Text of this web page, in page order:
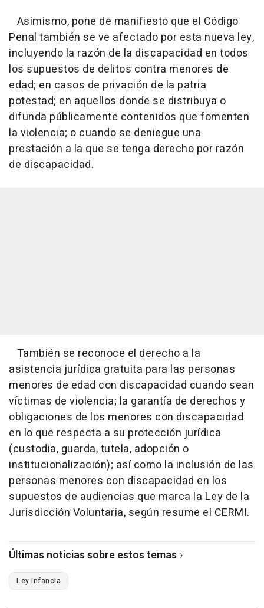
Asimismo, pone de manifiesto que el Código
Penal también se ve afectado por esta nueva ley,
incluyendo la razón de la discapacidad en todos
los supuestos de delitos contra menores de
edad; en casos de privación de la patria
potestad; en aquellos donde se distribuya o
difunda públicamente contenidos que fomenten
la violencia; o cuando se deniegue una
prestación a la que se tenga derecho por razón
de discapacidad.
También se reconoce el derecho a la
asistencia jurídica gratuita para las personas
menores de edad con discapacidad cuando sean
víctimas de violencia; la garantía de derechos y
obligaciones de los menores con discapacidad
en lo que respecta a su protección jurídica
(custodia, guarda, tutela, adopción o
institucionalización); así como la inclusión de las
personas menores con discapacidad en los
supuestos de audiencias que marca la Ley de la
Jurisdicción Voluntaria, según resume el CERMI.
Últimas noticias sobre estos temas
Ley infancia